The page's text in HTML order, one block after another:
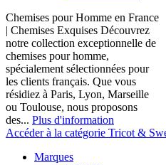
Chemises pour Homme en France
| Chemises Exquises Découvrez
notre collection exceptionnelle de
chemises pour homme,
spécialement sélectionnées pour
les clients français. Que vous
résidiez à Paris, Lyon, Marseille
ou Toulouse, nous proposons
des... Plus d'information
Accéder à la catégorie Tricot &
Marques